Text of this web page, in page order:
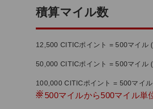
積算マイル数
12,500 CITICポイント = 500マイル (
50,000 CITICポイント = 500マイル (
100,000 CITICポイント = 500マイ
※ 500マイルから500マイル単